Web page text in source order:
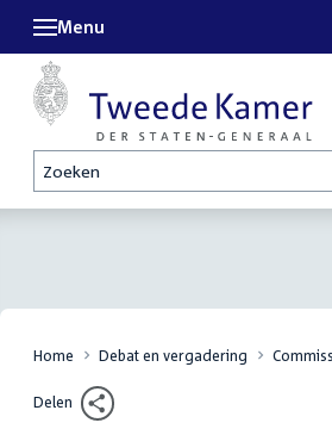
Zoeken
Menu
Home Debat en vergadering
Delen